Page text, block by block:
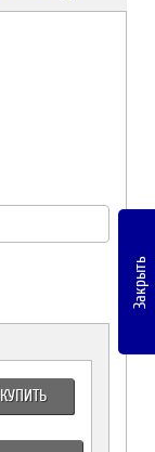
КУПИТЬ
Закрыть